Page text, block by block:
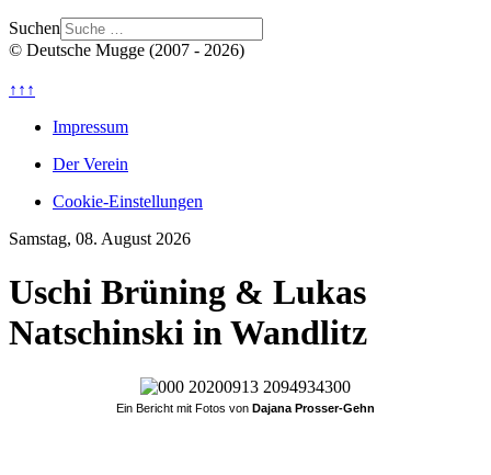
Suchen
© Deutsche Mugge (2007 - 2026)
↑↑↑
Impressum
Der Verein
Cookie-Einstellungen
Samstag, 08. August 2026
Uschi Brüning & Lukas
Natschinski in Wandlitz
Ein Bericht mit Fotos von Dajana Prosser-Gehn